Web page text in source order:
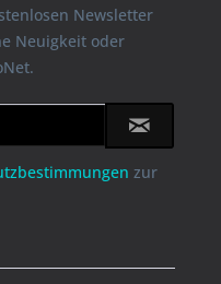
Newsletter
Neuigkeit oder
zur